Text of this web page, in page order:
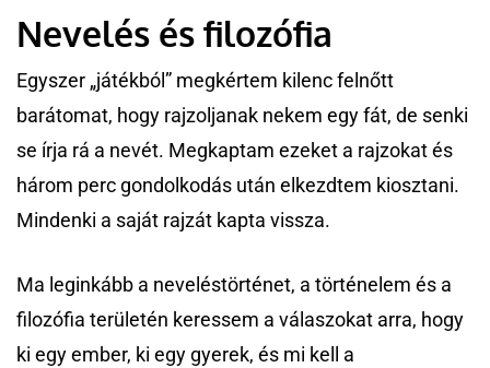
Nevelés és filozófia
Egyszer „játékból” megkértem kilenc felnőtt
barátomat, hogy rajzoljanak nekem egy fát, de senki
se írja rá a nevét. Megkaptam ezeket a rajzokat és
három perc gondolkodás után elkezdtem kiosztani.
Mindenki a saját rajzát kapta vissza.
Ma leginkább a neveléstörténet, a történelem és a
filozófia területén keressem a válaszokat arra, hogy
ki egy ember, ki egy gyerek, és mi kell a